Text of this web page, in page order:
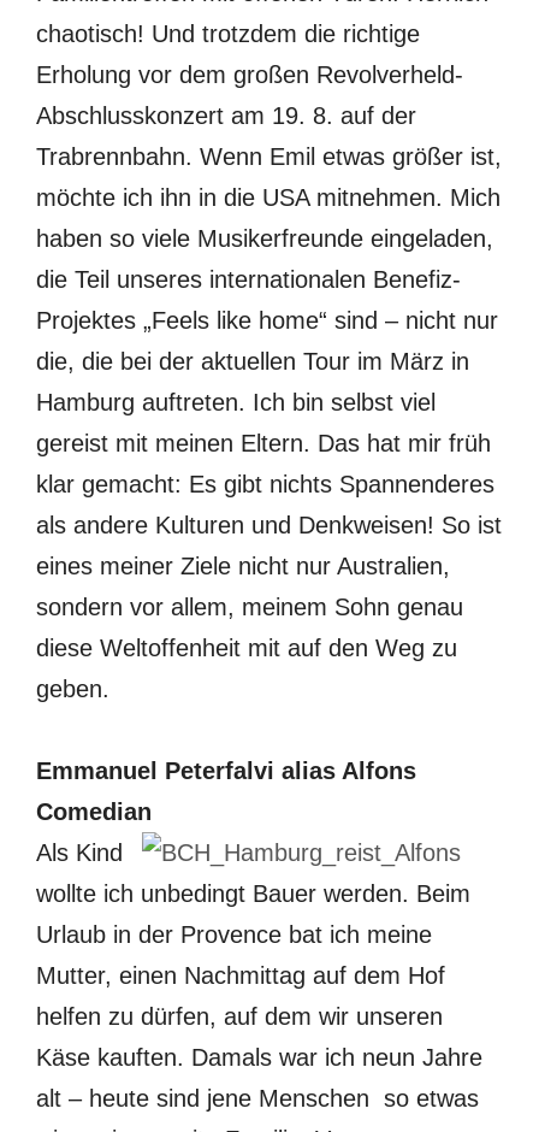
chaotisch! Und trotzdem die richtige
Erholung vor dem großen Revolverheld-
Abschlusskonzert am 19. 8. auf der
Trabrennbahn. Wenn Emil etwas größer ist,
möchte ich ihn in die USA mitnehmen. Mich
haben so viele Musikerfreunde eingeladen,
die Teil unseres internationalen Benefiz-
Projektes „Feels like home“ sind – nicht nur
die, die bei der aktuellen Tour im März in
Hamburg auftreten. Ich bin selbst viel
gereist mit meinen Eltern. Das hat mir früh
klar gemacht: Es gibt nichts Spannenderes
als andere Kulturen und Denkweisen! So ist
eines meiner Ziele nicht nur Australien,
sondern vor allem, meinem Sohn genau
diese Weltoffenheit mit auf den Weg zu
geben.
Emmanuel Peterfalvi alias Alfons
Comedian
Als Kind
wollte ich unbedingt Bauer werden. Beim
Urlaub in der Provence bat ich meine
Mutter, einen Nachmittag auf dem Hof
helfen zu dürfen, auf dem wir unseren
Käse kauften. Damals war ich neun Jahre
alt – heute sind jene Menschen so etwas